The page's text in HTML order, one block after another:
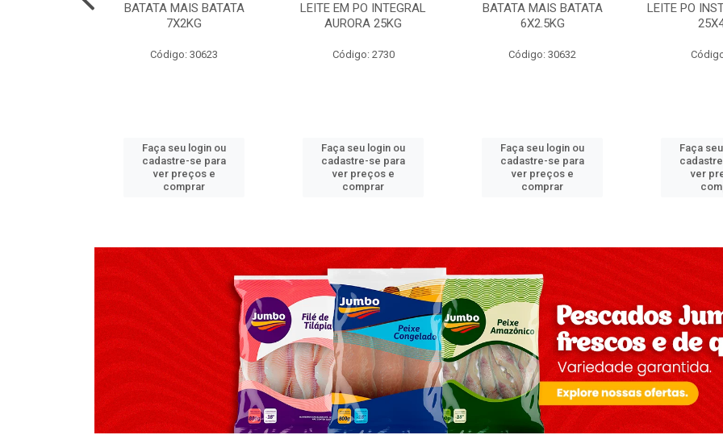
BATATA MAIS BATATA
7X2KG
Código: 30623
Faça seu login ou
cadastre-se para
ver preços e
comprar
LEITE EM PO INTEGRAL
AURORA 25KG
Código: 2730
Faça seu login ou
cadastre-se para
ver preços e
comprar
BATATA MAIS BATATA
6X2.5KG
Código: 30632
Faça seu login ou
cadastre-se para
ver preços e
comprar
LEITE PO
Faça
ver